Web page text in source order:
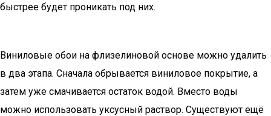
быстрее будет проникать под них.
Виниловые обои на флизелиновой основе можно удалить
в два этапа. Сначала обрывается виниловое покрытие, а
затем уже смачивается остаток водой. Вместо воды
можно использовать уксусный раствор. Существуют ещё